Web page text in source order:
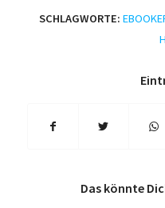
SCHLAGWORTE:
Das könnte